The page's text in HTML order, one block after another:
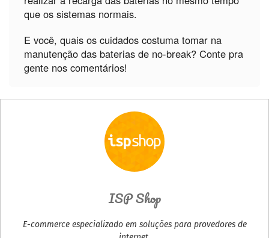
que os sistemas normais.
E você, quais os cuidados costuma tomar na
manutenção das baterias de no-break? Conte pra
gente nos comentários!
ISP Shop
E-commerce especializado em soluções para provedores de